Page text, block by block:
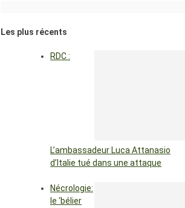
Les plus récents
RDC :
L’ambassadeur Luca Attanasio
d’Italie tué dans une attaque
Nécrologie:
le ‘bélier